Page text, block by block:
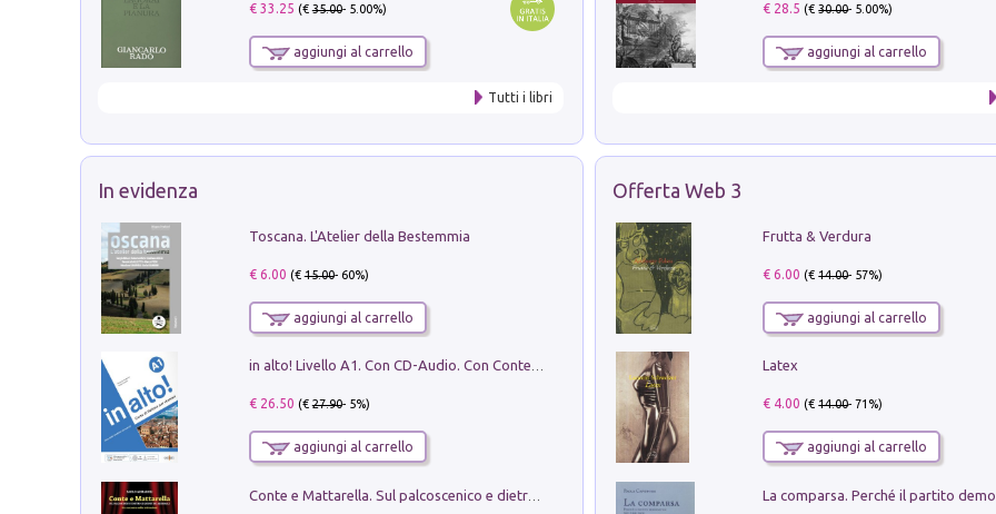
€ 33.25 (€35.00- 5.00%)
aggiungi al carrello
Tutti i libri
€ 28.5 (€30.00- 5.00%)
aggiungi al carrello
In evidenza
Toscana. L'Atelier della Bestemmia
€ 6.00 (€15.00- 60%)
aggiungi al carrello
in alto! Livello A1. Con CD-Audio. Con Contenuto digitale per accesso on line
€ 26.50 (€27.90- 5%)
aggiungi al carrello
Conte e Mattarella. Sul palcoscenico e dietro le quinte del Quirinale. Un racconto sulle istituzioni
Offerta Web 3
Frutta & Verdura
€ 6.00 (€14.00- 57%)
aggiungi al carrello
Latex
€ 4.00 (€14.00- 71%)
aggiungi al carrello